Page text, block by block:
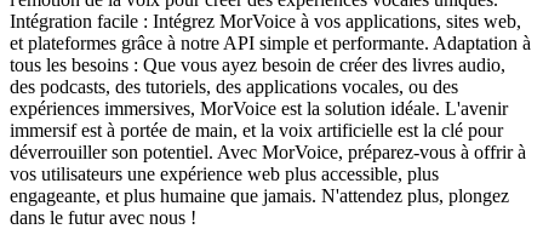
Intégration facile : Intégrez MorVoice à vos applications, sites web,
et plateformes grâce à notre API simple et performante. Adaptation à
tous les besoins : Que vous ayez besoin de créer des livres audio,
des podcasts, des tutoriels, des applications vocales, ou des
expériences immersives, MorVoice est la solution idéale. L'avenir
immersif est à portée de main, et la voix artificielle est la clé pour
déverrouiller son potentiel. Avec MorVoice, préparez-vous à offrir à
vos utilisateurs une expérience web plus accessible, plus
engageante, et plus humaine que jamais. N'attendez plus, plongez
dans le futur avec nous !